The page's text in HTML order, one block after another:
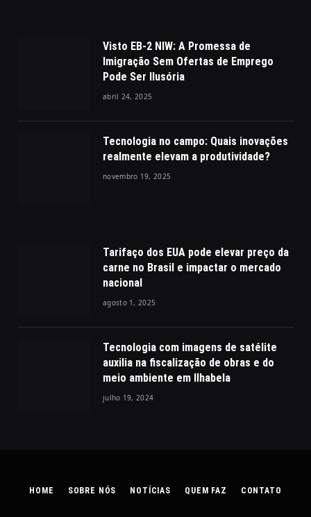
Visto EB-2 NIW: A Promessa de
Imigração Sem Ofertas de Emprego
Pode Ser Ilusória
abril 24, 2025
Tecnologia no campo: Quais inovações
realmente elevam a produtividade?
novembro 19, 2025
Tarifaço dos EUA pode elevar preço da
carne no Brasil e impactar o mercado
nacional
agosto 1, 2025
Tecnologia com imagens de satélite
auxilia na fiscalização de obras e do
meio ambiente em Ilhabela
julho 19, 2024
HOME SOBRE NÓS NOTÍCIAS QUEM FAZ CONTATO